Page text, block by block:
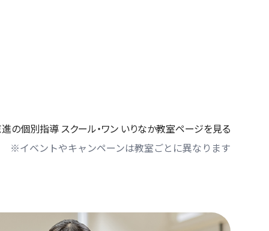
の個別指導 スクール・ワン いりなか教室ページを見る
※イベントやキャンペーンは教室ごとに異なります